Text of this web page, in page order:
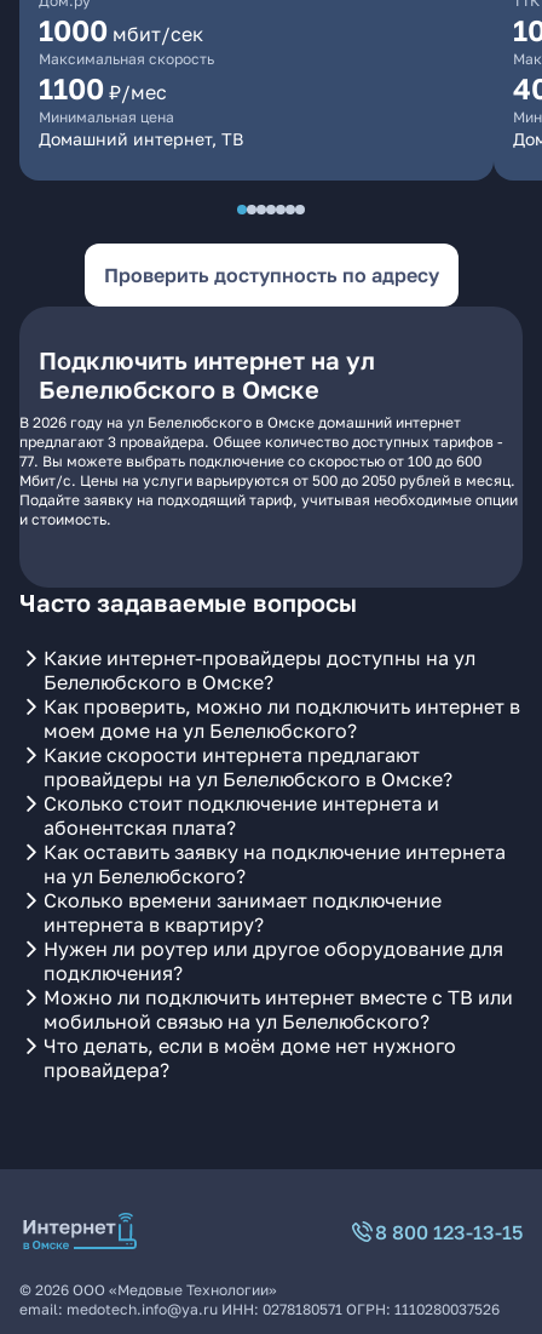
1000 мбит/сек
Максимальная скорость
1100 ₽/мес
Минимальная цена
Домашний интернет, ТВ
Проверить доступность по адресу
Подключить интернет на ул
Белелюбского в Омске
В 2026 году на ул Белелюбского в Омске домашний интернет
предлагают 3 провайдера. Общее количество доступных тарифов -
77. Вы можете выбрать подключение со скоростью от 100 до 600
Мбит/с. Цены на услуги варьируются от 500 до 2050 рублей в месяц.
Подайте заявку на подходящий тариф, учитывая необходимые опции
и стоимость.
Часто задаваемые вопросы
Какие интернет-провайдеры доступны на ул
Белелюбского в Омске?
Как проверить, можно ли подключить интернет в
моем доме на ул Белелюбского?
Какие скорости интернета предлагают
провайдеры на ул Белелюбского в Омске?
Сколько стоит подключение интернета и
абонентская плата?
Как оставить заявку на подключение интернета
на ул Белелюбского?
Сколько времени занимает подключение
интернета в квартиру?
Нужен ли роутер или другое оборудование для
подключения?
Можно ли подключить интернет вместе с ТВ или
мобильной связью на ул Белелюбского?
Что делать, если в моём доме нет нужного
провайдера?
8 800 123-13-15
© 2026 ООО «Медовые Технологии»
email: medotech.info@ya.ru ИНН: 0278180571 ОГРН: 1110280037526